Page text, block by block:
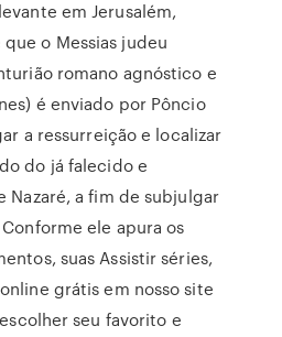
em Jerusalém,
o Messias judeu
romano agnóstico e
é enviado por Pôncio
a ressurreição e localizar
do já falecido e
Nazaré, a fim de subjulgar
ele apura os
suas Assistir séries,
grátis em nosso site
seu favorito e